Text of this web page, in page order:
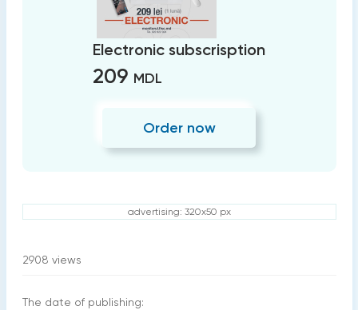
Electronic subscrisption
209 MDL
Order now
advertising: 320x50 px
2908 views
The date of publishing: